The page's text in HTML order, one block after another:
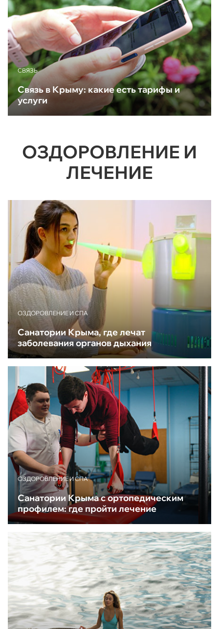
CВЯЗЬ
Связь в Крыму: какие есть тарифы и
услуги
ОЗДОРОВЛЕНИЕ И
ЛЕЧЕНИЕ
ОЗДОРОВЛЕНИЕ И СПА
Санатории Крыма, где лечат
заболевания органов дыхания
ОЗДОРОВЛЕНИЕ И СПА
Санатории Крыма с ортопедическим
профилем: где пройти лечение